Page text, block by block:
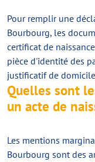
Pour remplir une
Bourbourg, les
certificat de
pièce d'identité des
justificatif de
Quelles sont
un acte de
Les mentions
Bourbourg sont des